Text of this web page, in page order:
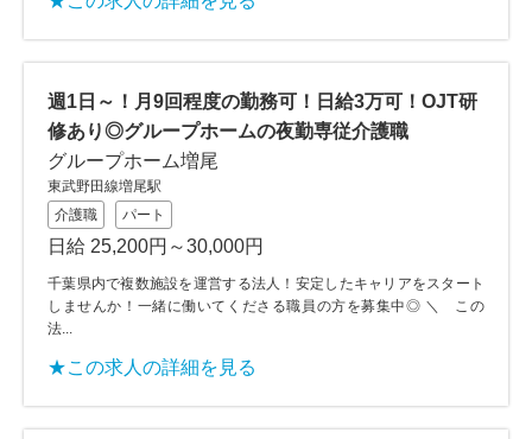
週1日～！月9回程度の勤務可！日給3万可！OJT研
修あり◎グループホームの夜勤専従介護職
グループホーム増尾
東武野田線増尾駅
介護職
パート
日給 25,200円～30,000円
千葉県内で複数施設を運営する法人！安定したキャリアをスタート
しませんか！一緒に働いてくださる職員の方を募集中◎ ＼ この
法...
★この求人の詳細を見る